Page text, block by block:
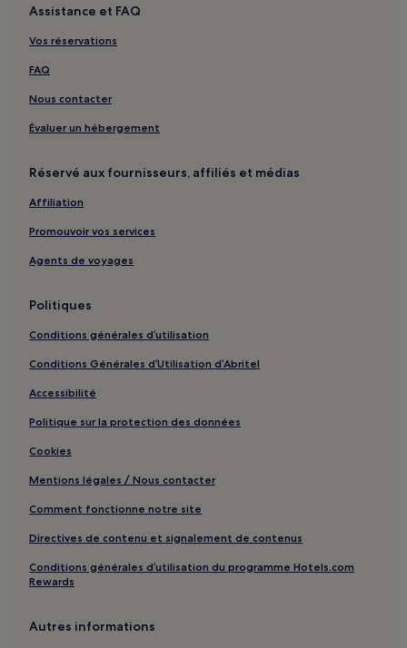
Melbourne : hôtels Hôtels-boutiques
Carlton : hôtels Hôtels de luxe
Carlton : hôtels Hôtels d’affaires
St Kilda : hôtels 2 étoiles
Beaumaris : hôtels
East Melbourne : hôtels Hôtels avec piscine
East Melbourne : hôtels Hôtels d’affaires
compagnie
Musée des juifs d'Australie : hôtels à proximité
Toorak Road : Appart’hôtels
Toorak Road : Hôtels de luxe à proximité
Toorak Road : Hôtels d’affaires à proximité
Toorak Road : Hôtels familiaux à proximité
Hughesdale : hôtels
Assistance et FAQ
Vos réservations
FAQ
Nous contacter
Évaluer un hébergement
Réservé aux fournisseurs, affiliés et médias
Affiliation
Promouvoir vos services
Agents de voyages
Politiques
Conditions générales d’utilisation
Conditions Générales d’Utilisation d’Abritel
Accessibilité
Politique sur la protection des données
Cookies
Mentions légales / Nous contacter
Comment fonctionne notre site
Directives de contenu et signalement de contenus
Conditions générales d’utilisation du programme Hotels.com
Rewards
Autres informations